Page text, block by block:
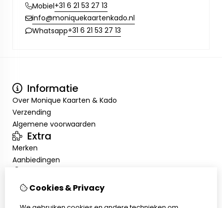
Mobiel+31 6 21 53 27 13
info@moniquekaartenkado.nl
Whatsapp+31 6 21 53 27 13
Informatie
Over Monique Kaarten & Kado
Verzending
Algemene voorwaarden
Extra
Merken
Aanbiedingen
InloggenCookies & Privacy